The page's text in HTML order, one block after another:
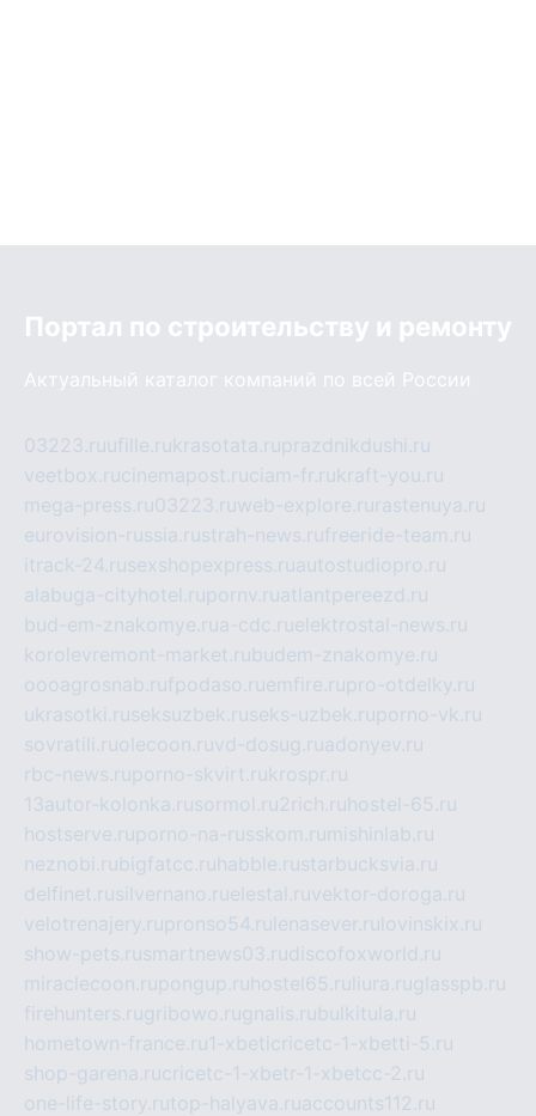
Портал по строительству и ремонту
Актуальный каталог компаний по всей России
03223.ruufille.rukrasotata.ruprazdnikdushi.ru
veetbox.rucinemapost.ruciam-fr.rukraft-you.ru
mega-press.ru03223.ruweb-explore.ru rastenuya.ru
eurovision-russia.rustrah-news.rufreeride-team.ru
itrack-24.rusexshopexpress.ruautostudiopro.ru
alabuga-cityhotel.rupornv.ruatlantpereezd.ru
bud-em-znakomye.rua-cdc.ruelektrostal-news.ru
korolevremont-market.rubudem-znakomye.ru
oooagrosnab.rufpodaso.ruemfire.rupro-otdelky.ru
ukrasotki.ruseksuzbek.ruseks-uzbek.ruporno-vk.ru
sovratili.ruolecoon.ruvd-dosug.ruadonyev.ru
rbc-news.ruporno-skvirt.rukrospr.ru
13autor-kolonka.rusormol.ru2rich.ru hostel-65.ru
hostserve.ruporno-na-russkom.ru mishinlab.ru
neznobi.rubigfatcc.ru habble.rustarbucksvia.ru
delfinet.rusilvernano.ruelestal.ruvektor-doroga.ru
velotrenajery.rupronso54.ru lenasever.ru lovinskix.ru
show-pets.rusmartnews03.rudiscofoxworld.ru
miraclecoon.rupongup.ru hostel65.ru liura.ruglasspb.ru
firehunters.rugribowo.rugnalis.rubulkitula.ru
hometown-france.ru1-xbeticricetc-1-xbetti-5.ru
shop-garena.rucricetc-1-xbetr-1-xbetcc-2.ru
one-life-story.rutop-halyava.ruaccounts112.ru